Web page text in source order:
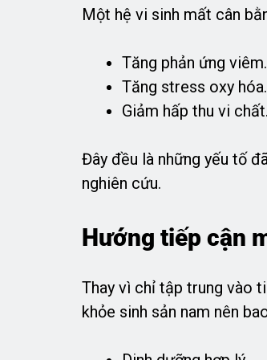
Một hệ vi sinh mất cân
Tăng phản ứng viêm.
Tăng stress oxy hóa.
Giảm hấp thu vi chất.
Đây đều là những yếu tố
nghiên cứu.
Hướng tiếp cận
Thay vì chỉ tập trung vào
khỏe sinh sản nam nên